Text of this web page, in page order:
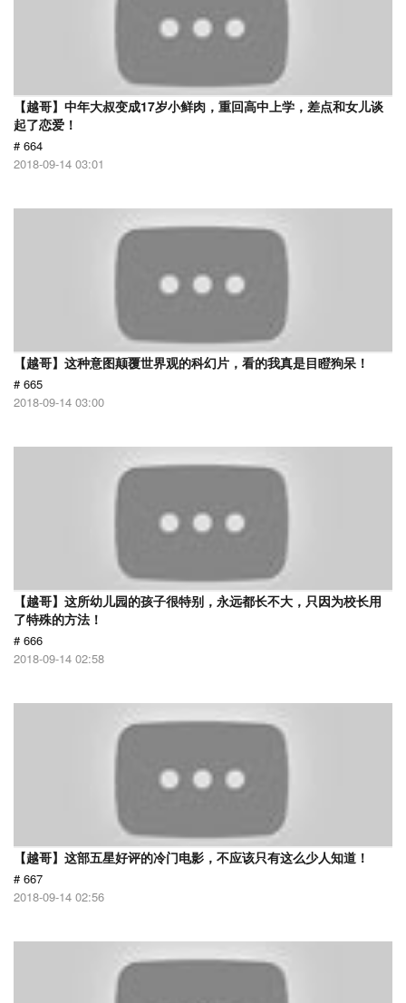
【越哥】中年大叔变成17岁小鲜肉，重回高中上学，差点和女儿谈
起了恋爱！
# 664
2018-09-14 03:01
【越哥】这种意图颠覆世界观的科幻片，看的我真是目瞪狗呆！
# 665
2018-09-14 03:00
【越哥】这所幼儿园的孩子很特别，永远都长不大，只因为校长用
了特殊的方法！
# 666
2018-09-14 02:58
【越哥】这部五星好评的冷门电影，不应该只有这么少人知道！
# 667
2018-09-14 02:56